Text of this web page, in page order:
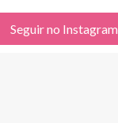
Seguir no Instagram